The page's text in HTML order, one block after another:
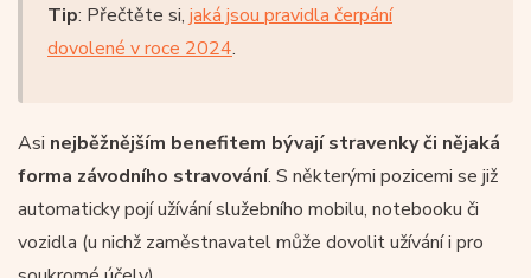
Tip: Přečtěte si, jaká jsou pravidla čerpání
dovolené v roce 2024.
Asi nejběžnějším benefitem bývají stravenky či nějaká
forma závodního stravování. S některými pozicemi se již
automaticky pojí užívání služebního mobilu, notebooku či
vozidla (u nichž zaměstnavatel může dovolit užívání i pro